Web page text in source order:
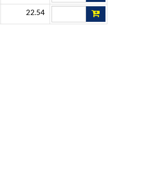
22.54